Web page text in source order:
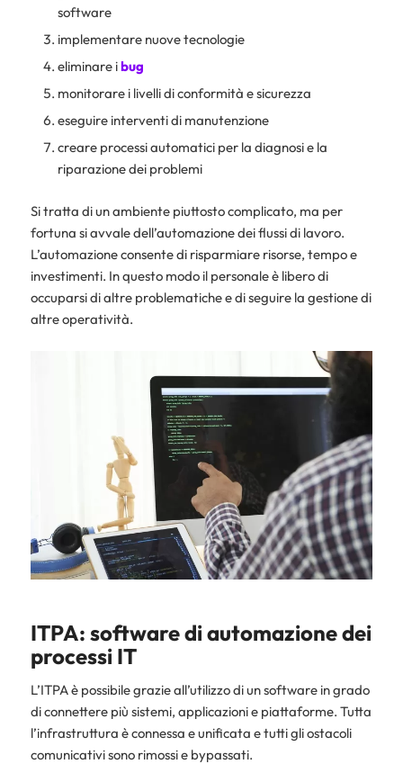
software
implementare nuove tecnologie
eliminare ibug
monitorare i livelli di conformità e sicurezza
eseguire interventi di manutenzione
creare processi automatici per la diagnosi e la
riparazione dei problemi
Si tratta di un ambiente piuttosto complicato, ma per
fortuna si avvale dell’automazione dei flussi di lavoro.
L’automazione consente di risparmiare risorse, tempo e
investimenti. In questo modo il personale è libero di
occuparsi di altre problematiche e di seguire la gestione di
altre operatività.
ITPA: software di automazione dei
processi IT
L’ITPA è possibile grazie all’utilizzo di un software in grado
di connettere più sistemi, applicazioni e piattaforme. Tutta
l’infrastruttura è connessa e unificata e tutti gli ostacoli
comunicativi sono rimossi e bypassati.